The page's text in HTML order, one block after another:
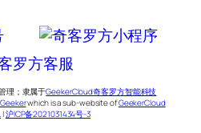
理；隶属于GeekerCloud奇客罗方智能科技
which is a sub-website ofGeekerCloud
|沪ICP备2021031434号-3